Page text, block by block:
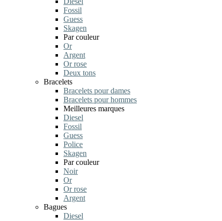
Fossil
Guess
Skagen
Par couleur
Or
Argent
Or rose
Deux tons
Bracelets
Bracelets pour dames
Bracelets pour hommes
Meilleures marques
Diesel
Fossil
Guess
Police
Skagen
Par couleur
Noir
Or
Or rose
Argent
Bagues
Diesel